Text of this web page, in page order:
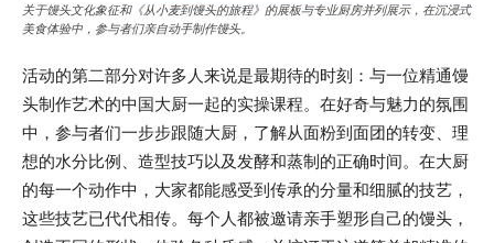
关于馒头文化象征和《从小麦到馒头的旅程》的展板与专业厨房并列展示，在沉浸式
美食体验中，参与者们亲自动手制作馒头。
活动的第二部分对许多人来说是最期待的时刻：与一位精通馒
头制作艺术的中国大厨一起的实操课程。在好奇与魅力的氛围
中，参与者们一步步跟随大厨，了解从面粉到面团的转变、理
想的水分比例、造型技巧以及发酵和蒸制的正确时间。在大厨
的每一个动作中，大家都能感受到传承的分量和细腻的技艺，
这些技艺已代代相传。每个人都被邀请亲手塑形自己的馒头，